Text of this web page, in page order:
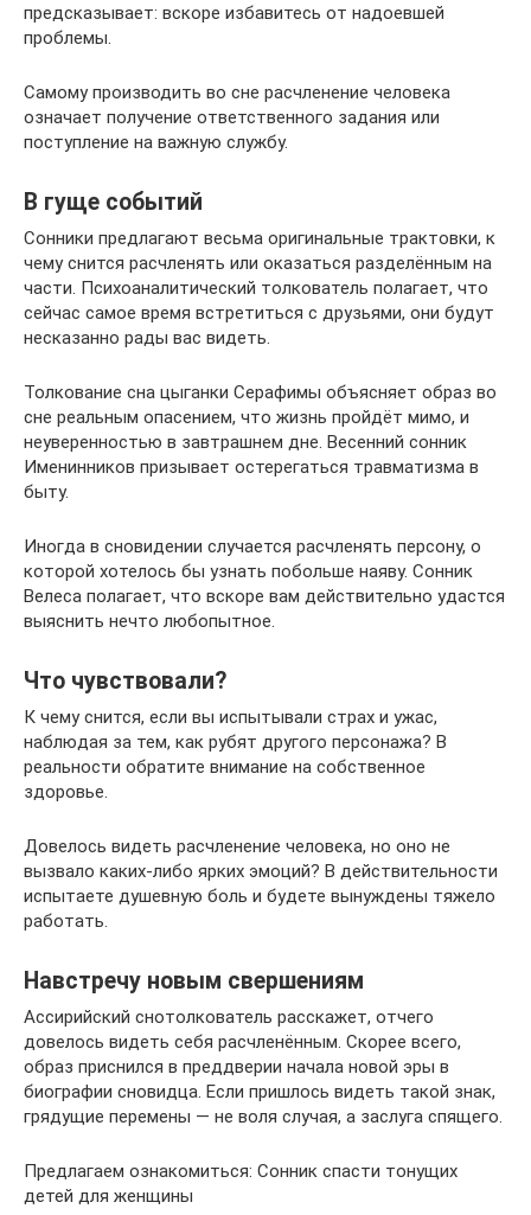
предсказывает: вскоре избавитесь от надоевшей
проблемы.
Самому производить во сне расчленение человека
означает получение ответственного задания или
поступление на важную службу.
В гуще событий
Сонники предлагают весьма оригинальные трактовки, к
чему снится расчленять или оказаться разделённым на
части. Психоаналитический толкователь полагает, что
сейчас самое время встретиться с друзьями, они будут
несказанно рады вас видеть.
Толкование сна цыганки Серафимы объясняет образ во
сне реальным опасением, что жизнь пройдёт мимо, и
неуверенностью в завтрашнем дне. Весенний сонник
Именинников призывает остерегаться травматизма в
быту.
Иногда в сновидении случается расчленять персону, о
которой хотелось бы узнать побольше наяву. Сонник
Велеса полагает, что вскоре вам действительно удастся
выяснить нечто любопытное.
Что чувствовали?
К чему снится, если вы испытывали страх и ужас,
наблюдая за тем, как рубят другого персонажа? В
реальности обратите внимание на собственное
здоровье.
Довелось видеть расчленение человека, но оно не
вызвало каких-либо ярких эмоций? В действительности
испытаете душевную боль и будете вынуждены тяжело
работать.
Навстречу новым свершениям
Ассирийский снотолкователь расскажет, отчего
довелось видеть себя расчленённым. Скорее всего,
образ приснился в преддверии начала новой эры в
биографии сновидца. Если пришлось видеть такой знак,
грядущие перемены — не воля случая, а заслуга спящего.
Предлагаем ознакомиться: Сонник спасти тонущих
детей для женщины